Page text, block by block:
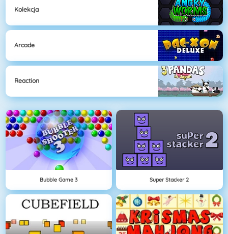
Kolekcja
Arcade
Reaction
Bubble Game 3 Super Stacker 2